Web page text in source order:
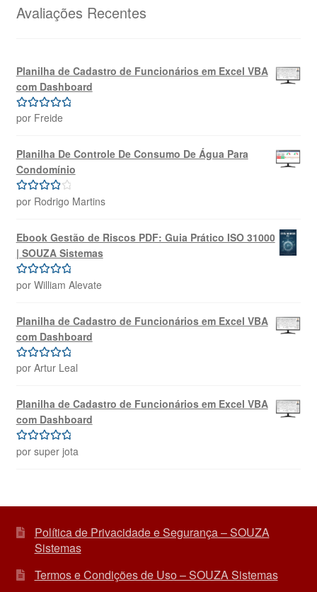
R$69,99.R$39,99.
Avaliações Recentes
Planilha de Cadastro de Funcionários em Excel VBA
com Dashboard
Avaliação5
por Freide
Planilha De Controle De Consumo De Água Para
Condomínio
Avaliação
por Rodrigo Martins
Ebook Gestão de Riscos PDF: Guia Prático ISO 31000
| SOUZA Sistemas
Avaliação5
por William Alevate
Planilha de Cadastro de Funcionários em Excel VBA
com Dashboard
Avaliação 5
por Artur Leal
Planilha de Cadastro de Funcionários em Excel VBA
com Dashboard
Avaliação5
por super jota
Política de Privacidade e Segurança – SOUZA
Sistemas
Termos e Condições de Uso – SOUZA Sistemas